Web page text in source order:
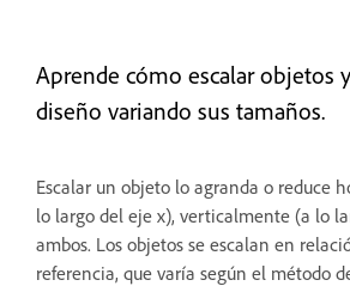
Aprende cómo escalar objetos
diseño variando sus tamaños.
Escalar un objeto lo agranda o reduce
lo largo del eje x), verticalmente (a lo
ambos. Los objetos se escalan en
referencia, que varía según el método